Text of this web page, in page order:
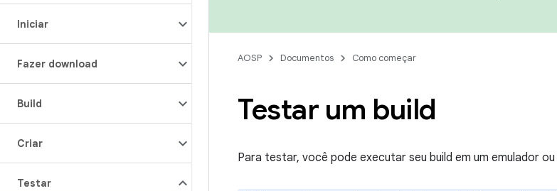
Iniciar
Fazer download
Build
Criar
Testar
AOSP Documentos Como começar
Testar um build
Para testar, você pode executar seu build em um emulador